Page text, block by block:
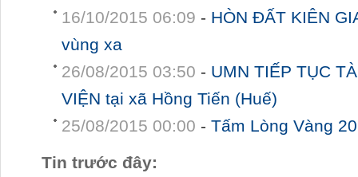
16/10/2015 06:09 - HÒN ĐẤT KIÊN
vùng xa
26/08/2015 03:50 - UMN TIẾP TỤC
VIỆN tại xã Hồng Tiến (Huế)
25/08/2015 00:00 -Tấm Lòng Vàng
Tin trước đây: